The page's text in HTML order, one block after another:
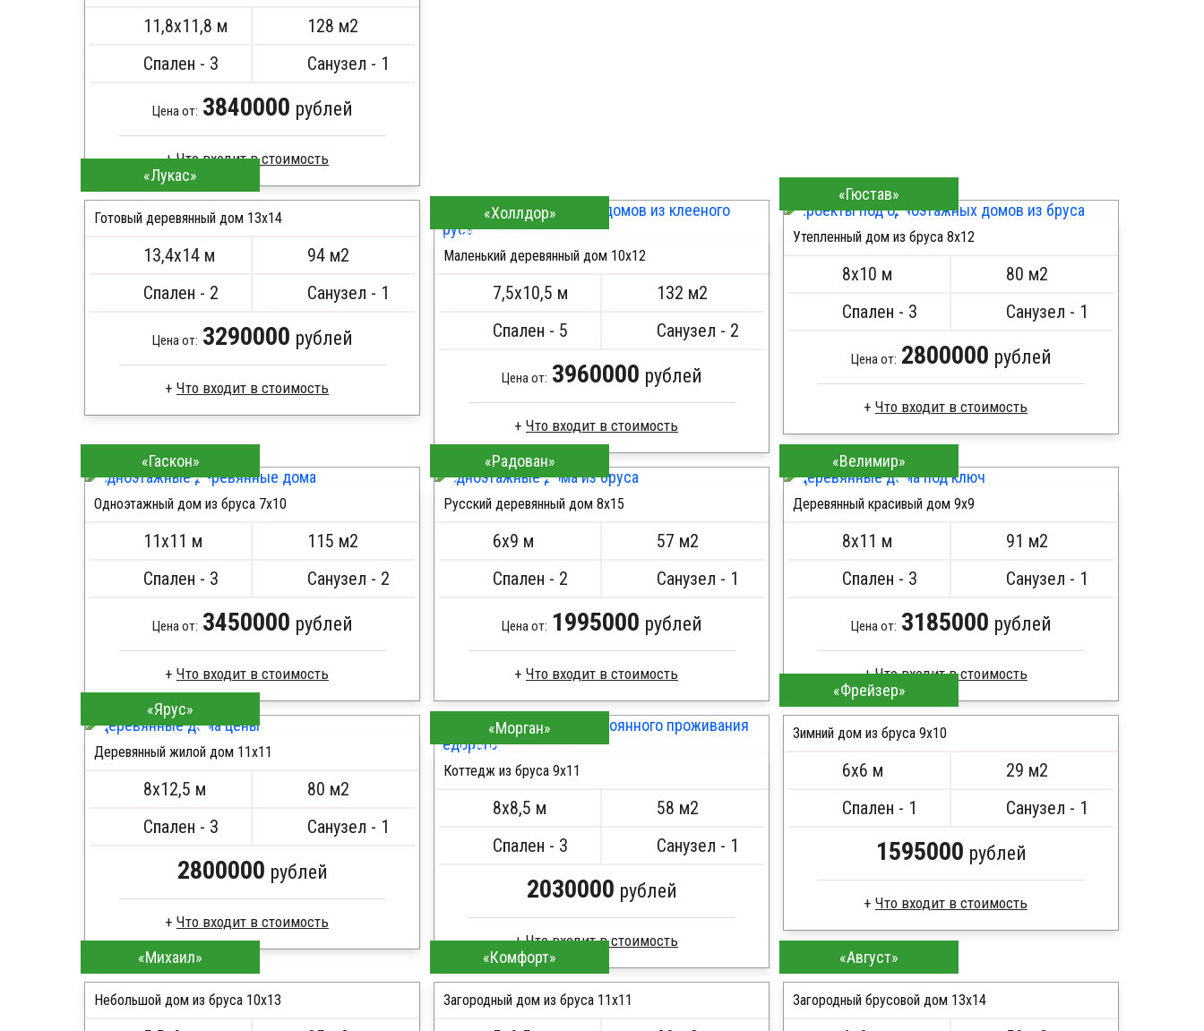
11,8х11,8 м
128 м2
Спален - 3
Санузел - 1
Цена от: 3840000 рублей
Что входит в стоимость
Профилированный брус
Стропила, балки 50х200 мм
Метизы, саморезы, гвозди
Сборка на березовые нагеля, джут
ПОДРОБНЕЕ
«Лукас»
Готовый деревянный дом 13х14
13,4х14 м
94 м2
Спален - 2
Санузел - 1
Цена от: 3290000 рублей
Что входит в стоимость
Стропила, балки 50х200 мм
Кровля металлочерепица
Метизы, саморезы, гвозди
Сборка на березовые нагеля, джут
Металлические сваи 108 диаметр
ПОДРОБНЕЕ
«Холлдор»
Маленький деревянный дом 10х12
7,5х10,5 м
132 м2
Спален - 5
Санузел - 2
Цена от: 3960000 рублей
Что входит в стоимость
Профилированный брус
Стропила, балки 50х200 мм
Кровля металлочерепица
Сборка на березовые нагеля, джут
Металлические сваи 108 диаметр
ПОДРОБНЕЕ
«Гюстав»
Утепленный дом из бруса 8х12
8х10 м
80 м2
Спален - 3
Санузел - 1
Цена от: 2800000 рублей
Что входит в стоимость
Брус естественной влажности
Стропила, балки 50х200 мм
Кровля металлочерепица
Метизы, саморезы, гвозди
Сборка на березовые нагеля, джут
ПОДРОБНЕЕ
«Гаскон»
Одноэтажный дом из бруса 7х10
11х11 м
115 м2
Спален - 3
Санузел - 2
Цена от: 3450000 рублей
Что входит в стоимость
Клееный брус
Стропила, балки 50х200 мм
Кровля металлочерепица
Сборка на березовые нагеля, джут
Металлические сваи 108 диаметр
ПОДРОБНЕЕ
«Радован»
Русский деревянный дом 8х15
6х9 м
57 м2
Спален - 2
Санузел - 1
Цена от: 1995000 рублей
Что входит в стоимость
Брус естественной влажности
Стропила, балки 50х200 мм
Кровля металлочерепица
Метизы, саморезы, гвозди
Сборка на березовые нагеля, джут
Металлические сваи 108 диаметр
ПОДРОБНЕЕ
«Велимир»
Деревянный красивый дом 9х9
8х11 м
91 м2
Спален - 3
Санузел - 1
Цена от: 3185000 рублей
Что входит в стоимость
Профилированный брус
Стропила, балки 50х200 мм
Метизы, саморезы, гвозди
Сборка на березовые нагеля, джут
ПОДРОБНЕЕ
«Ярус»
Деревянный жилой дом 11х11
8х12,5 м
80 м2
Спален - 3
Санузел - 1
2800000 рублей
Что входит в стоимость
Брус естественной влажности
Стропила, балки 50х200 мм
Кровля металлочерепица
ПОДРОБНЕЕ
«Морган»
Коттедж из бруса 9х11
8х8,5 м
58 м2
Спален - 3
Санузел - 1
2030000 рублей
Что входит в стоимость
Брус естественной влажности
Стропила, балки 50х200 мм
ПОДРОБНЕЕ
«Фрейзер»
Зимний дом из бруса 9х10
6х6 м
29 м2
Спален - 1
Санузел - 1
1595000 рублей
Что входит в стоимость
Профилированный брус
Стропила, балки 50х200 мм
Кровля металлочерепица
Метизы, саморезы, гвозди
«Михаил»
Небольшой дом из бруса 10х13
«Комфорт»
Загородный дом из бруса 11х11
«Август»
Загородный брусовой дом 13х14